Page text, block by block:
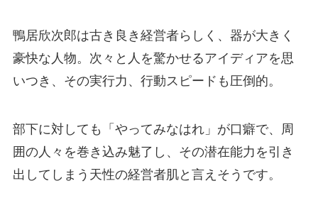
鴨居欣次郎は古き良き経営者らしく、器が大きく
豪快な人物。次々と人を驚かせるアイディアを思
いつき、その実行力、行動スピードも圧倒的。
部下に対しても「やってみなはれ」が口癖で、周
囲の人々を巻き込み魅了し、その潜在能力を引き
出してしまう天性の経営者肌と言えそうです。